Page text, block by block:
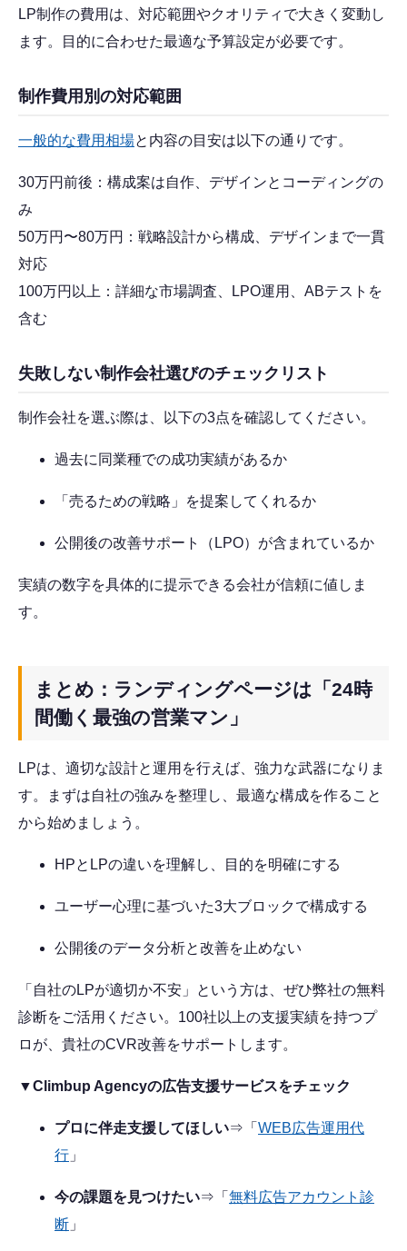
LP制作の費用は、対応範囲やクオリティで大きく変動し
ます。目的に合わせた最適な予算設定が必要です。
制作費用別の対応範囲
一般的な費用相場と内容の目安は以下の通りです。
30万円前後：構成案は自作、デザインとコーディングの
み
50万円〜80万円：戦略設計から構成、デザインまで一貫
対応
100万円以上：詳細な市場調査、LPO運用、ABテストを
含む
失敗しない制作会社選びのチェックリスト
制作会社を選ぶ際は、以下の3点を確認してください。
過去に同業種での成功実績があるか
「売るための戦略」を提案してくれるか
公開後の改善サポート（LPO）が含まれているか
実績の数字を具体的に提示できる会社が信頼に値しま
す。
まとめ：ランディングページは「24時
間働く最強の営業マン」
LPは、適切な設計と運用を行えば、強力な武器になりま
す。まずは自社の強みを整理し、最適な構成を作ること
から始めましょう。
HPとLPの違いを理解し、目的を明確にする
ユーザー心理に基づいた3大ブロックで構成する
公開後のデータ分析と改善を止めない
「自社のLPが適切か不安」という方は、ぜひ弊社の無料
診断をご活用ください。100社以上の支援実績を持つプ
ロが、貴社のCVR改善をサポートします。
▼Climbup Agencyの広告支援サービスをチェック
プロに伴走支援してほしい⇒「 WEB広告運用代
行 」
今の課題を見つけたい⇒「 無料広告アカウント診
断 」